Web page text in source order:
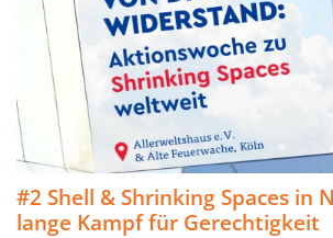
#2 Shell & Shrinking Spaces in
lange Kampf für Gerechtigkeit